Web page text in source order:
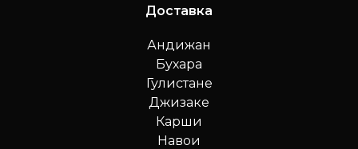
Доставка
Андижан
Бухара
Гулистане
Джизаке
Карши
Навои